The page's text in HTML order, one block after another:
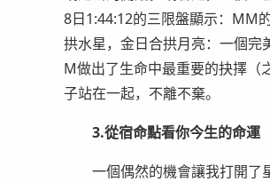
8日1:44:12的三限盤顯示：MM
拱水星，金日合拱月亮：一個
M做出了生命中最重要的抉擇（
子站在一起，不離不棄。
3.從宿命點看你今生的命運
一個偶然的機會讓我打開了星